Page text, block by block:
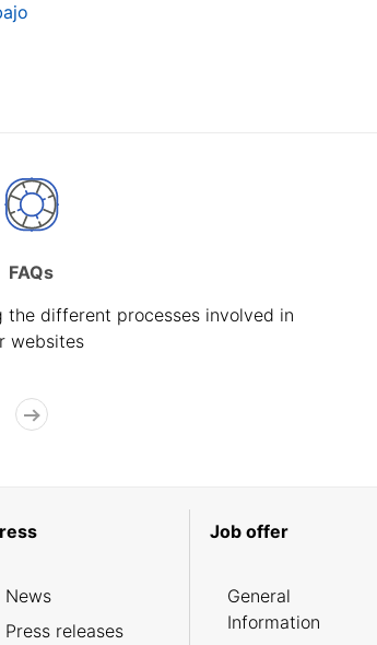
FAQs
the different processes involved in
websites
News
Press releases
Job offer
General
Information